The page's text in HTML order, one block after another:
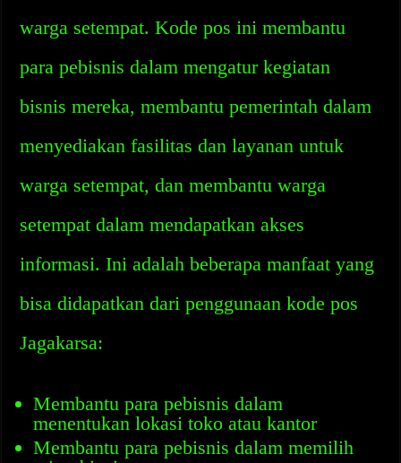
warga setempat. Kode pos ini membantu
para pebisnis dalam mengatur kegiatan
bisnis mereka, membantu pemerintah dalam
menyediakan fasilitas dan layanan untuk
warga setempat, dan membantu warga
setempat dalam mendapatkan akses
informasi. Ini adalah beberapa manfaat yang
bisa didapatkan dari penggunaan kode pos
Jagakarsa:
Membantu para pebisnis dalam
menentukan lokasi toko atau kantor
Membantu para pebisnis dalam memilih